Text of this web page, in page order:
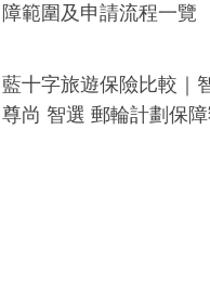
障範圍及申請流程一覽
藍十字旅遊保險比較｜
尊尚 智選 郵輪計劃保